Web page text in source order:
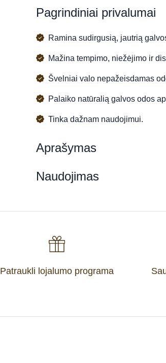
APAISANT
šampūnas
Pagrindiniai privalumai
Ramina sudirgusią, jautrią
Mažina tempimo, niežėjimo ir
Švelniai valo nepažeisdamas
Palaiko natūralią galvos odos
Tinka dažnam naudojimui.
Aprašymas
Naudojimas
Patraukli lojalumo programa